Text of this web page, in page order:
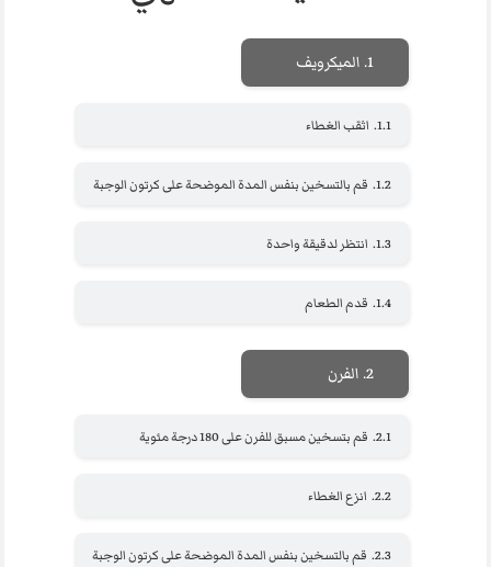
1. الميكرويف
1.1. اثقب الغطاء
1.2. قم بالتسخين بنفس المدة الموضحة على كرتون الوجبة
1.3. انتظر لدقيقة واحدة
1.4. قدم الطعام
2. الفرن
2.1. قم بتسخين مسبق للفرن على 180 درجة مئوية
2.2. انزع الغطاء
2.3. قم بالتسخين بنفس المدة الموضحة على كرتون الوجبة